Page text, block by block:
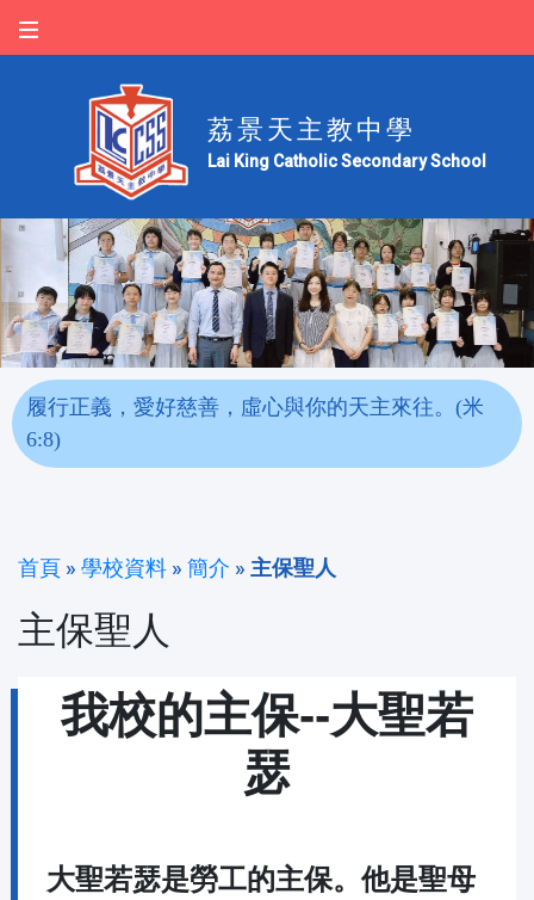
荔景天主教中學
Lai King Catholic Secondary School
履行正義，愛好慈善，虛心與你的天主來往。(米
6:8)
首頁 » 學校資料 » 簡介 » 主保聖人
主保聖人
我校的主保--大聖若
瑟
大聖若瑟是勞工的主保。他是聖母